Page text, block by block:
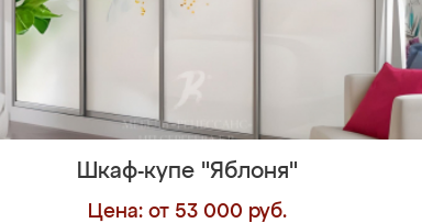
Шкаф-купе "Яблоня"
Цена: от 53 000 руб.